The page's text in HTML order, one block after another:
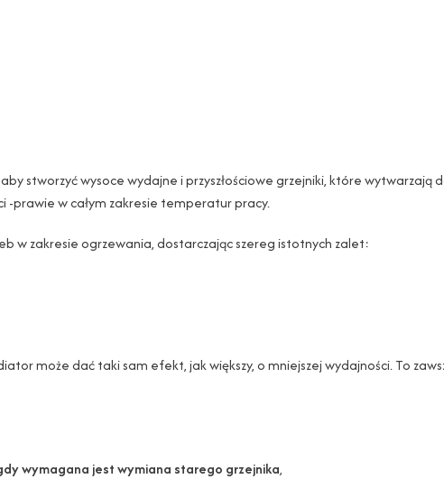
stworzyć wysoce wydajne i przyszłościowe grzejniki, które wytwarzają
-prawie w całym zakresie temperatur pracy.
w zakresie ogrzewania, dostarczając szereg istotnych zalet:
może dać taki sam efekt, jak większy, o mniejszej wydajności. To
wymagana jest wymiana starego grzejnika,